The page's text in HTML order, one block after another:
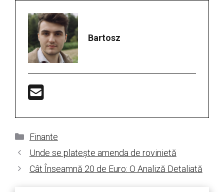
Bartosz
Categorii
Finante
Unde se platește amenda de rovinietă
Cât Înseamnă 20 de Euro: O Analiză Detaliată